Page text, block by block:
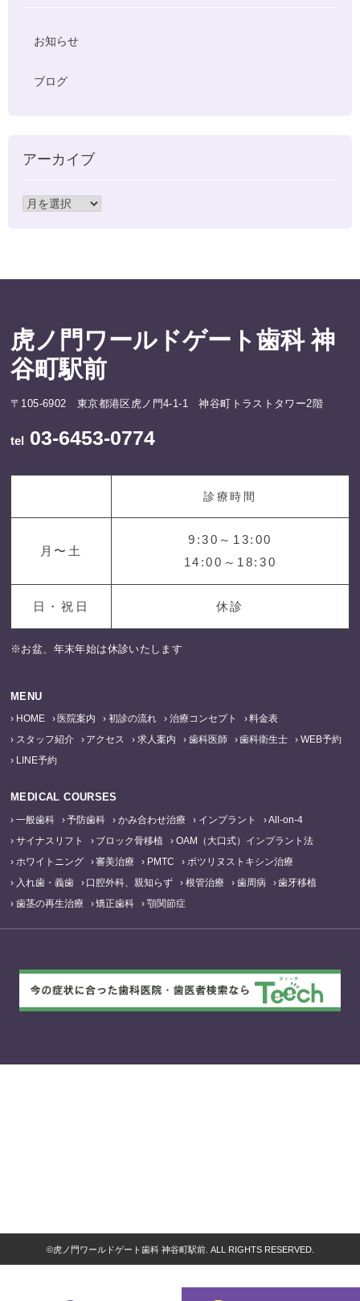
お知らせ
ブログ
アーカイブ
虎ノ門ワールドゲート歯科 神
谷町駅前
〒105-6902 東京都港区虎ノ門4-1-1 神谷町トラストタワー2階
tel 03-6453-0774
診療時間
月〜土
9:30～13:00
14:00～18:30
日・祝日 休診
※お盆、年末年始は休診いたします
MENU
HOME 医院案内 初診の流れ 治療コンセプト
料金表
スタッフ紹介
アクセス 求人案内 歯科医師 歯科衛生士
WEB予約
LINE予約
MEDICAL COURSES
一般歯科 予防歯科 かみ合わせ治療 インプラント
All-on-4
サイナスリフト
ブロック骨移植
OAM（大口式）インプラント法
ホワイトニング
審美治療 PMTC
ボツリヌストキシン治療
入れ歯・義歯
口腔外科、親知らず 根管治療 歯周病
歯牙移植
歯茎の再生治療
矯正歯科 顎関節症
©虎ノ門ワールドゲート歯科 神谷町駅前. ALL RIGHTS RESERVED.